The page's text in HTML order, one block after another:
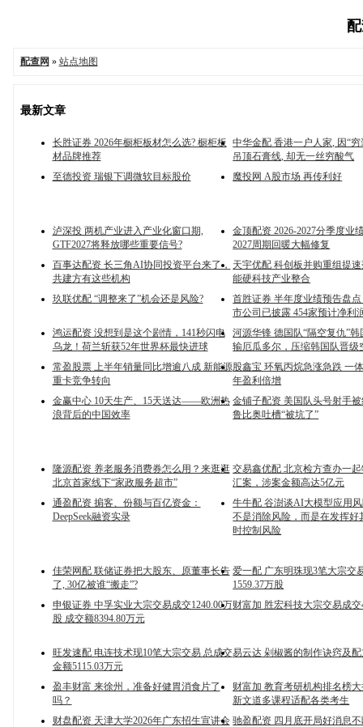
配查网 » 站点地图
最新文章
长胜证券 2026年橱柜板材怎么选? 橱柜板
材品牌推荐
中华金配 香港一户人家, 因“穷
吊顶石膏线, 却无一丝穷酸气
至德投资 瑞银下调微软目标股价
魔投网 A股市场 再传利好
泸深投 两机产业进入产业化窗口期,
GTF2027将释放哪些重要信号?
金顶配资 2026-2027分季度业
2027周期回暖大幅修复
百事达配资 长三角AI协同投资平台来了，
共建方有这些机构
天宇优配 科创板并购重组提
能硬科技产业整合
玖联优配 “调整来了”机会还是风险?
首胜证券 半年度业绩预告盘点
市公司已披露 454家预计净利
鸿运配资 没想到是这个剧情，141秒闪电
乌龙！荷兰斩获52年世界杯最快进球
河源华锋 德国队“隔空复仇”韩
输厄瓜多尔，压缩韩国队晋级
常盈股票 上半年销量同比增逾八成 新能源
重卡竞争转向
股鑫宝 环氧丙烷急涨急跌 一
年盈利倍增
金赢中心 10天生产、15天送达——欧洲热
浪背后的中国效率
金铺子配资 美国队头号射手
鲁比奥吐槽“被坑了”
隆源配资 养老服务消费券怎么用？来逛逛
北京首家线下“家政服务超市”
交易鑫优配 北京检方查办一
汇案，涉案金额高达5亿元
通盈配资 掮客、份额与百亿资金：
DeepSeek融资实录
牛牛配 谷澍谈AI大模型应用
不是消除风险，而是在发挥好
时控制风险
佳荣网配 联储证券把大股东、原董事长告
了, 30亿被谁“搬走”?
爱一配 广东明珠现3笔大宗交
1559.37万股
申银证券 中孚实业大宗交易成交1240.00万
股 成交额8394.80万元
财富加 胜宏科技大宗交易成交
旺发速配 电连技术现10笔大宗交易 总成交
金额5115.03万元
易云达 剁椒酱的制作诀窍及
盈丰财富 来徐州，准备好健胃消食片了
吗？
财富加 教育考研机构排名榜
新文道多课程适配各类考生
财盘配资 天津大学2026年广东招生宣讲会 驰盈配资 四月底开局好消息